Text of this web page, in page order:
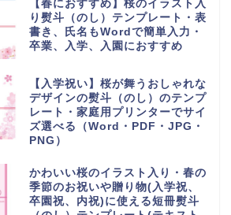
【春におすすめ】桜のイラスト入
り熨斗（のし）テンプレート・表
書き、氏名もWordで簡単入力・
卒業、入学、入園におすすめ
【入学祝い】桜が舞うおしゃれな
デザインの熨斗（のし）のテンプ
レート・家庭用プリンターでサイ
ズ選べる（Word・PDF・JPG・
PNG）
かわいい桜のイラスト入り・春の
季節のお祝いや贈り物(入学祝、
卒園祝、内祝)に使える短冊熨斗